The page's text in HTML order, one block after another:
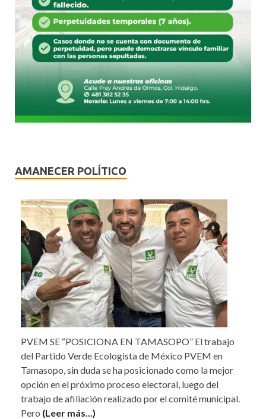
AMANECER POLÍTICO
PVEM SE “POSICIONA EN TAMASOPO” El trabajo
del Partido Verde Ecologista de México PVEM en
Tamasopo, sin duda se ha posicionado como la mejor
opción en el próximo proceso electoral, luego del
trabajo de afiliación realizado por el comité municipal.
Pero (Leer más...)